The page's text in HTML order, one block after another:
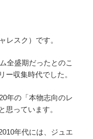
レスク）です。
全盛期だったとのこ
ー収集時代でした。
年の「本物志向のレ
思っています。
年代には、ジュエ